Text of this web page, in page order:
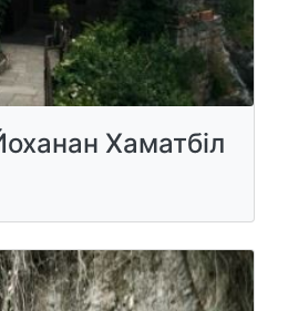
Хаматбіл